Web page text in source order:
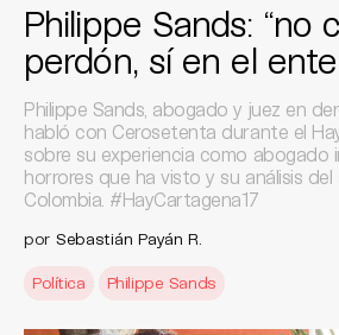
Philippe Sands: “no
perdón, sí en el
Philippe Sands, abogado y juez en
habló con Cerosetenta durante el
sobre su experiencia como abogado
horrores que ha visto y su análisis
Colombia. #HayCartagena17
por Sebastián Payán R.
Política Philippe Sands